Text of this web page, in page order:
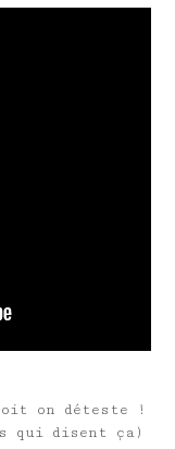
on déteste !
qui disent ça)